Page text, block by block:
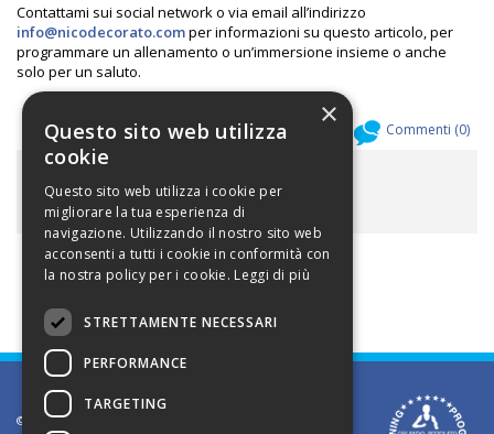
Contattami sui social network o via email all’indirizzo
info@nicodecorato.comper informazioni su questo articolo, per
programmare un allenamento o un’immersione insieme o anche
solo per un saluto.
Allegati ( Commenti (0)
ALLEGATI
©2002 Informativa sui diritti d'autore. Le informazioni
×
Questo sito web utilizza
cookie
Questo sito web utilizza i cookie per
migliorare la tua esperienza di
navigazione. Utilizzando il nostro sito web
acconsenti a tutti i cookie in conformità con
la nostra policy per i cookie. Leggi di più
STRETTAMENTE NECESSARI
PERFORMANCE
TARGETING